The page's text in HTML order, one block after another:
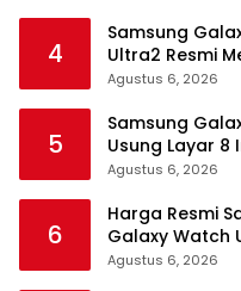
4
Samsung
Ultra2 Resmi
Wear Elite, dan
Agustus 6, 2026
5
Samsung
Usung Layar 8
Snapdragon 8
Agustus 6, 2026
6
Harga Resmi
Galaxy Watch
Jutaan
Agustus 6, 2026